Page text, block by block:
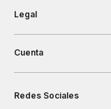
Legal
Cuenta
Redes Sociales